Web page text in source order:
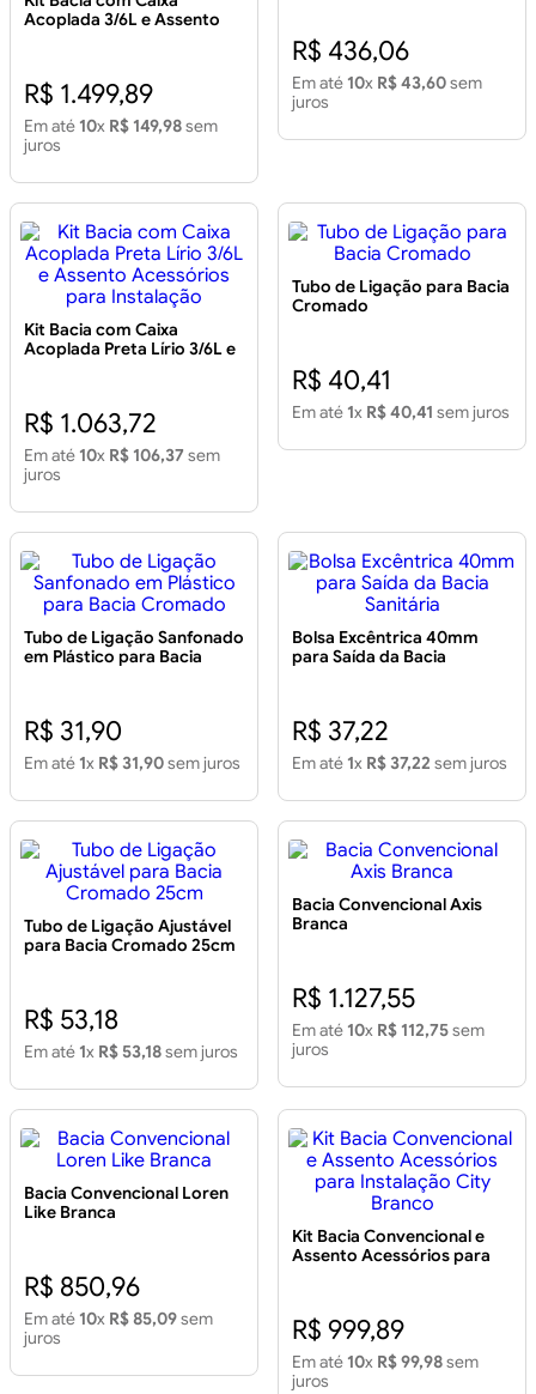
Acoplada 3/6L e Assento
R$ 1.499,89
Em até 10x R$ 149,98sem
juros
R$ 436,06
Em até 10x R$ 43,60sem
juros
Kit Bacia com Caixa
Acoplada Preta Lírio 3/6L e
R$ 1.063,72
Em até 10x R$ 106,37 sem
juros
Tubo de Ligação para Bacia
Cromado
R$ 40,41
Em até 1x R$ 40,41 sem juros
Tubo de Ligação Sanfonado
em Plástico para Bacia
R$ 31,90
Em até 1x R$ 31,90sem juros
Bolsa Excêntrica 40mm
para Saída da Bacia
R$ 37,22
Em até 1x R$ 37,22 sem juros
Tubo de Ligação Ajustável
para Bacia Cromado 25cm
R$ 53,18
Em até 1x R$ 53,18sem juros
Bacia Convencional Axis
Branca
R$ 1.127,55
Em até 10x R$ 112,75sem
juros
Bacia Convencional Loren
Like Branca
R$ 850,96
Em até 10x R$ 85,09sem
juros
Kit Bacia Convencional e
Assento Acessórios para
R$ 999,89
Em até 10x R$ 99,98sem
juros